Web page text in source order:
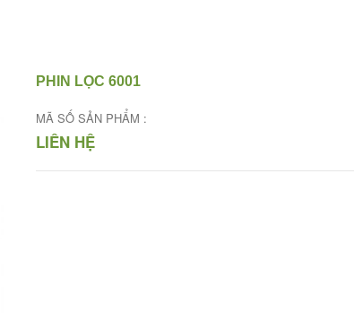
PHIN LỌC 6001
MÃ SỐ SẢN PHẨM :
LIÊN HỆ